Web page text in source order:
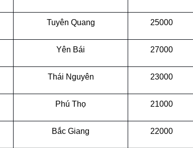
Tuyên Quang 25000
Yên Bái 27000
Thái Nguyên 23000
Phú Thọ 21000
Bắc Giang 22000